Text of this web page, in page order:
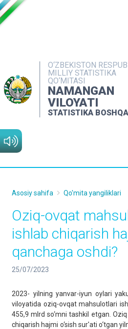
O‘ZBEKISTON
MILLIY STATISTIKA
QO‘MITASI
NAMANGAN
VILOYATI
STATISTIKA
NASHRLAR
INTERAKTIV
MATBUOT
Asosiy sahifa Qo'mita yangiliklari
Oziq-ovqat
ishlab chiqarish
qanchaga oshdi?
25/07/2023
2023- yilning yanvar-iyun oylari
viloyatida oziq-ovqat mahsulotlari
455,9 mlrd so‘mni tashkil etgan.
chiqarish hajmi o‘sish sur'ati o‘tgan